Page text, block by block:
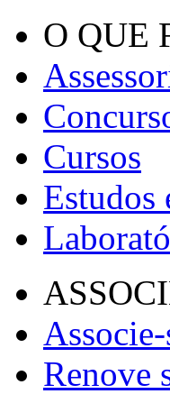
O QUE
Cursos
Estudos
Associe-
Renove